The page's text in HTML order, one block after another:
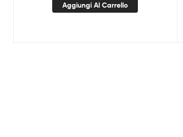
Aggiungi Al Carrello